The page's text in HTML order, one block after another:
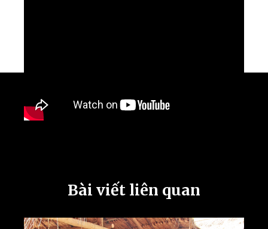
Bài viết liên quan